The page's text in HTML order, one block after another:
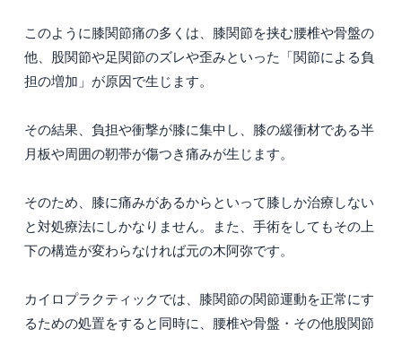
このように膝関節痛の多くは、膝関節を挟む腰椎や骨盤の
他、股関節や足関節のズレや歪みといった「関節による負
担の増加」が原因で生じます。
その結果、負担や衝撃が膝に集中し、膝の緩衝材である半
月板や周囲の靭帯が傷つき痛みが生じます。
そのため、膝に痛みがあるからといって膝しか治療しない
と対処療法にしかなりません。また、手術をしてもその上
下の構造が変わらなければ元の木阿弥です。
カイロプラクティックでは、膝関節の関節運動を正常にす
るための処置をすると同時に、腰椎や骨盤・その他股関節